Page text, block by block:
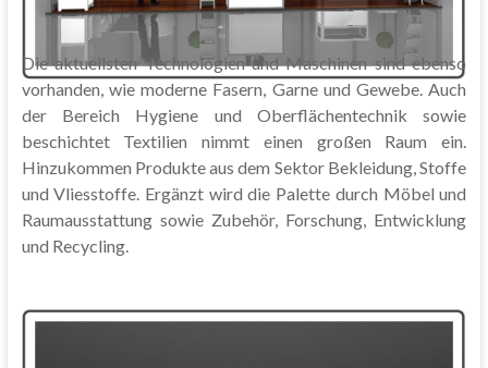
Die aktuellsten Technologien und Maschinen sind ebenso
vorhanden, wie moderne Fasern, Garne und Gewebe. Auch
der Bereich Hygiene und Oberflächentechnik sowie
beschichtet Textilien nimmt einen großen Raum ein.
Hinzukommen Produkte aus dem Sektor Bekleidung, Stoffe
und Vliesstoffe. Ergänzt wird die Palette durch Möbel und
Raumausstattung sowie Zubehör, Forschung, Entwicklung
und Recycling.